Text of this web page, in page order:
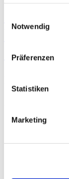
Notwendig
Präferenzen
Statistiken
Marketing
GmbH
Adenotomie (ohne